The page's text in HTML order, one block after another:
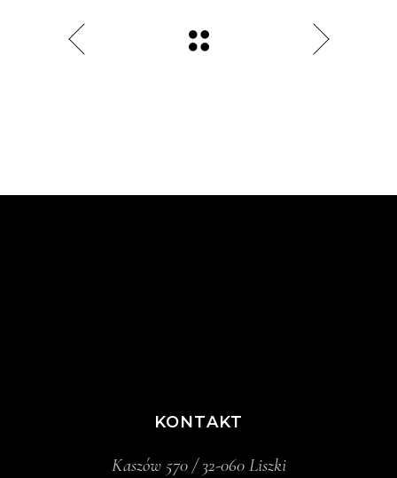
KONTAKT
Kaszów 570 / 32-060 Liszki